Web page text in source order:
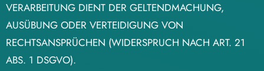
VERARBEITUNG DIENT DER GELTENDMACHUNG,
AUSÜBUNG ODER VERTEIDIGUNG VON
RECHTSANSPRÜCHEN (WIDERSPRUCH NACH ART. 21
ABS. 1 DSGVO).